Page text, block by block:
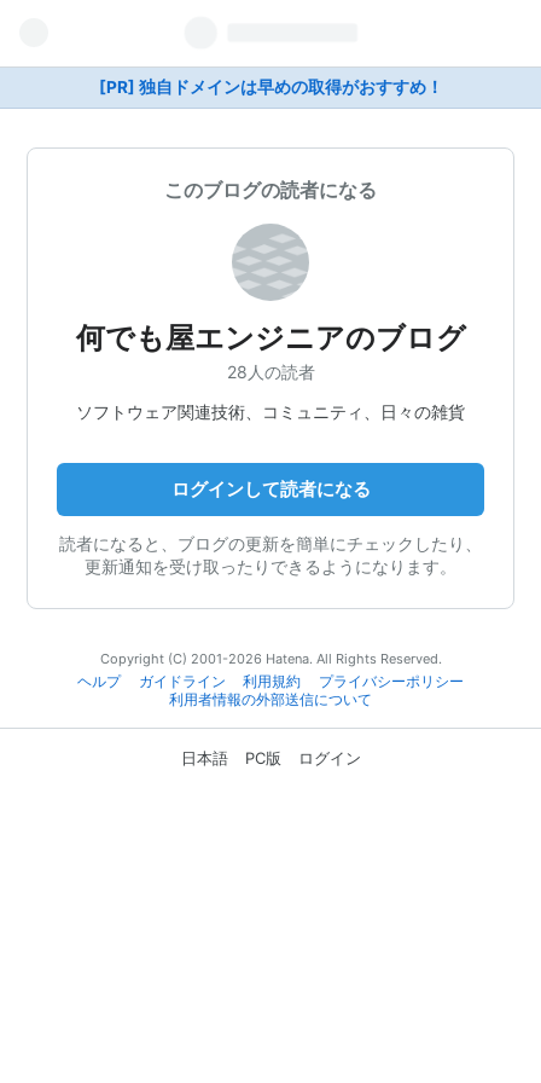
[PR] 独自ドメインは早めの取得がおすすめ！
このブログの読者になる
何でも屋エンジニアのブログ
28人の読者
ソフトウェア関連技術、コミュニティ、日々の雑貨
ログインして読者になる
読者になると、ブログの更新を簡単にチェックしたり、
更新通知を受け取ったりできるようになります。
Copyright (C) 2001-2026 Hatena. All Rights Reserved.
ヘルプ
ガイドライン 利用規約
プライバシーポリシー
利用者情報の外部送信について
日本語 PC版 ログイン